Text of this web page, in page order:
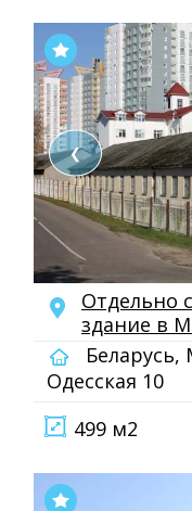
❮
Отдельно
здание в
Одесская 10
499 м2